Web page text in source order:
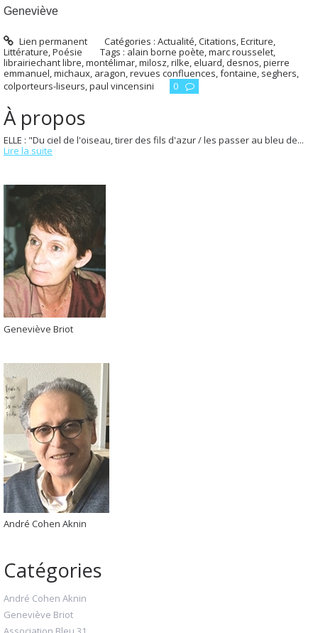
Geneviève
Lien permanent Catégories :Actualité,Citations,Ecriture,
Littérature,Poésie Tags : alain borne poète,marc rousselet,
librairiechant libre,montélimar,milosz,rilke,eluard, desnos,pierre
emmanuel,michaux, aragon,revues confluences,fontaine, seghers,
colporteurs-liseurs,paul vincensini 0
À propos
ELLE : "Du ciel de l'oiseau, tirer des fils d'azur / les passer au bleu de...
Lire la suite
Geneviève Briot
André Cohen Aknin
Catégories
André Cohen Aknin
Geneviève Briot